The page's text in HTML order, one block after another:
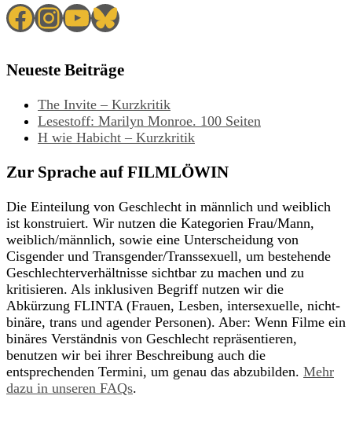
Facebook
Instagram
YouTube
Bluesky
Neueste Beiträge
The Invite – Kurzkritik
Lesestoff: Marilyn Monroe. 100 Seiten
H wie Habicht – Kurzkritik
Zur Sprache auf FILMLÖWIN
Die Einteilung von Geschlecht in männlich und weiblich
ist konstruiert. Wir nutzen die Kategorien Frau/Mann,
weiblich/männlich, sowie eine Unterscheidung von
Cisgender und Transgender/Transsexuell, um bestehende
Geschlechterverhältnisse sichtbar zu machen und zu
kritisieren. Als inklusiven Begriff nutzen wir die
Abkürzung FLINTA (Frauen, Lesben, intersexuelle, nicht-
binäre, trans und agender Personen). Aber: Wenn Filme ein
binäres Verständnis von Geschlecht repräsentieren,
benutzen wir bei ihrer Beschreibung auch die
entsprechenden Termini, um genau das abzubilden. Mehr
dazu in unseren FAQs.